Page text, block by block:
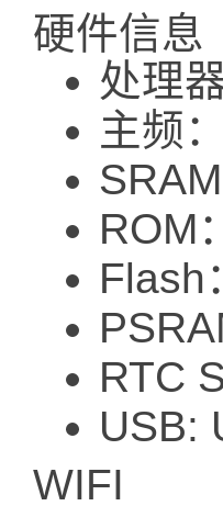
硬件信息
处理
主频
ROM
Flash
RTC
USB:
WIFI